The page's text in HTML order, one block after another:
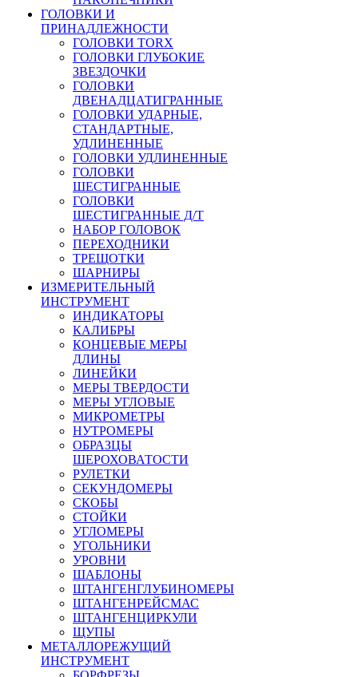
ГОЛОВКИ И
ПРИНАДЛЕЖНОСТИ
ГОЛОВКИ TORX
ГОЛОВКИ ГЛУБОКИЕ
ЗВЕЗДОЧКИ
ГОЛОВКИ
ДВЕНАДЦАТИГРАННЫЕ
ГОЛОВКИ УДАРНЫЕ,
СТАНДАРТНЫЕ,
УДЛИНЕННЫЕ
ГОЛОВКИ УДЛИНЕННЫЕ
ГОЛОВКИ
ШЕСТИГРАННЫЕ
ГОЛОВКИ
ШЕСТИГРАННЫЕ Д/Т
НАБОР ГОЛОВОК
ПЕРЕХОДНИКИ
ТРЕЩОТКИ
ШАРНИРЫ
ИЗМЕРИТЕЛЬНЫЙ
ИНСТРУМЕНТ
ИНДИКАТОРЫ
КАЛИБРЫ
КОНЦЕВЫЕ МЕРЫ
ДЛИНЫ
ЛИНЕЙКИ
МЕРЫ ТВЕРДОСТИ
МЕРЫ УГЛОВЫЕ
МИКРОМЕТРЫ
НУТРОМЕРЫ
ОБРАЗЦЫ
ШЕРОХОВАТОСТИ
РУЛЕТКИ
СЕКУНДОМЕРЫ
СКОБЫ
СТОЙКИ
УГЛОМЕРЫ
УГОЛЬНИКИ
УРОВНИ
ШАБЛОНЫ
ШТАНГЕНГЛУБИНОМЕРЫ
ШТАНГЕНРЕЙСМАС
ШТАНГЕНЦИРКУЛИ
ЩУПЫ
МЕТАЛЛОРЕЖУЩИЙ
ИНСТРУМЕНТ